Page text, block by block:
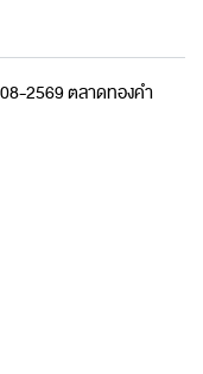
2569 ตลาดทองคำ